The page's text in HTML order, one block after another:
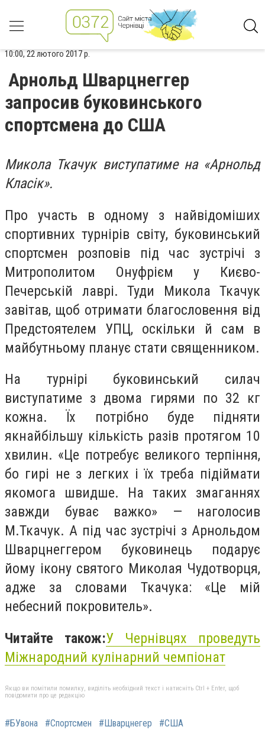
10:00, 22 лютого 2017 р.
Арнольд Шварцнеггер
запросив буковинського
спортсмена до США
Микола Ткачук виступатиме на «Арнольд
Класік».
Про участь в одному з найвідоміших
спортивних турнірів світу, буковинський
спортсмен розповів під час зустрічі з
Митрополитом Онуфрієм у Києво-
Печерській лаврі. Туди Микола Ткачук
завітав, щоб отримати благословення від
Предстоятелем УПЦ, оскільки й сам в
майбутньому планує стати священником.
На турнірі буковинський силач
виступатиме з двома гирями по 32 кг
кожна. Їх потрібно буде підняти
якнайбільшу кількість разів протягом 10
хвилин. «Це потребує великого терпіння,
бо гирі не з легких і їх треба підіймати
якомога швидше. На таких змаганнях
завжди буває важко» — наголосив
М.Ткачук. А під час зустрічі з Арнольдом
Шварцнеггером буковинець подарує
йому ікону святого Миколая Чудотворця,
адже за словами Ткачука: «Це мій
небесний покровитель».
Читайте також:У Чернівцях проведуть
Міжнародний кулінарний чемпіонат
Якщо ви помітили помилку, виділіть необхідний текст і натисніть Ctrl + Enter, щоб
повідомити про це редакцію
#БУвона #Спортсмен #Шварцнегер #США